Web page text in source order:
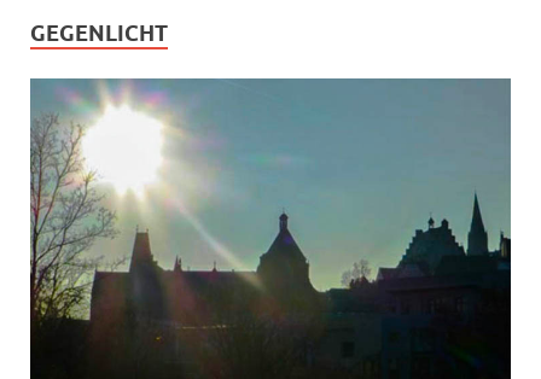
GEGENLICHT